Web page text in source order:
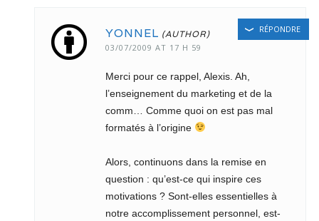
YONNEL
03/07/2009 AT 17 H 59
Merci pour ce rappel, Alexis. Ah,
l’enseignement du marketing et de la
comm… Comme quoi on est pas mal
formatés à l’origine
Alors, continuons dans la remise en
question : qu’est-ce qui inspire ces
motivations ? Sont-elles essentielles à
notre accomplissement personnel, est-
RÉPONDRE